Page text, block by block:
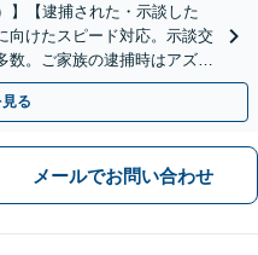
】【逮捕された・示談した
向けたスピード対応。示談交
数。ご家族の逮捕時はアズモ
る
メールでお問い合わせ